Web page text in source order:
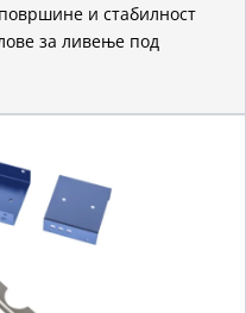
и стабилност
за ливење под